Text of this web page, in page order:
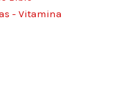
- Vitamina